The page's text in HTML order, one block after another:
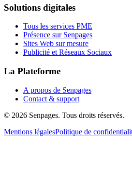
Solutions digitales
Tous les services PME
Présence sur Senpages
Sites Web sur mesure
Publicité et Réseaux Sociaux
La Plateforme
A propos de Senpages
Contact & support
© 2026 Senpages. Tous droits réservés.
Mentions légalesPolitique de